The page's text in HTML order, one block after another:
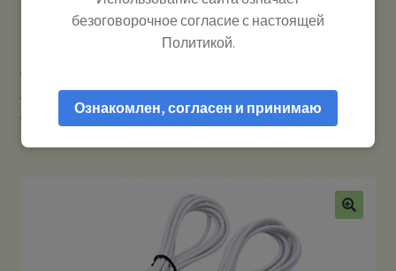
Мой аккаунт
10:00–18:00
+79029904090
интернета
Антенны для усиления сотового сигнала GSM /
3G / 4G / Wi-Fi
Орбита OT-GSM13 антенна GSM (800-2700Мгц,
18дБ) — Антенна для усиления сигнала
безоговорочное согласие с настоящей
Политикой.
Ознакомлен, согласен и принимаю